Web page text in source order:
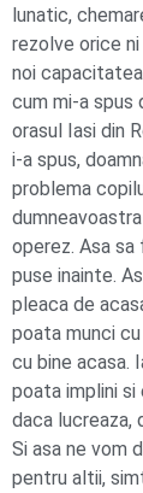
lunatic,
rezolve orice ni
noi
cum mi-a spus
orasul Iasi din
i-a spus,
problema
operez. Asa
puse inainte.
pleaca de
poata munci
cu bine acasa.
poata implini si
daca lucreaza,
Si asa ne vom
pentru altii,